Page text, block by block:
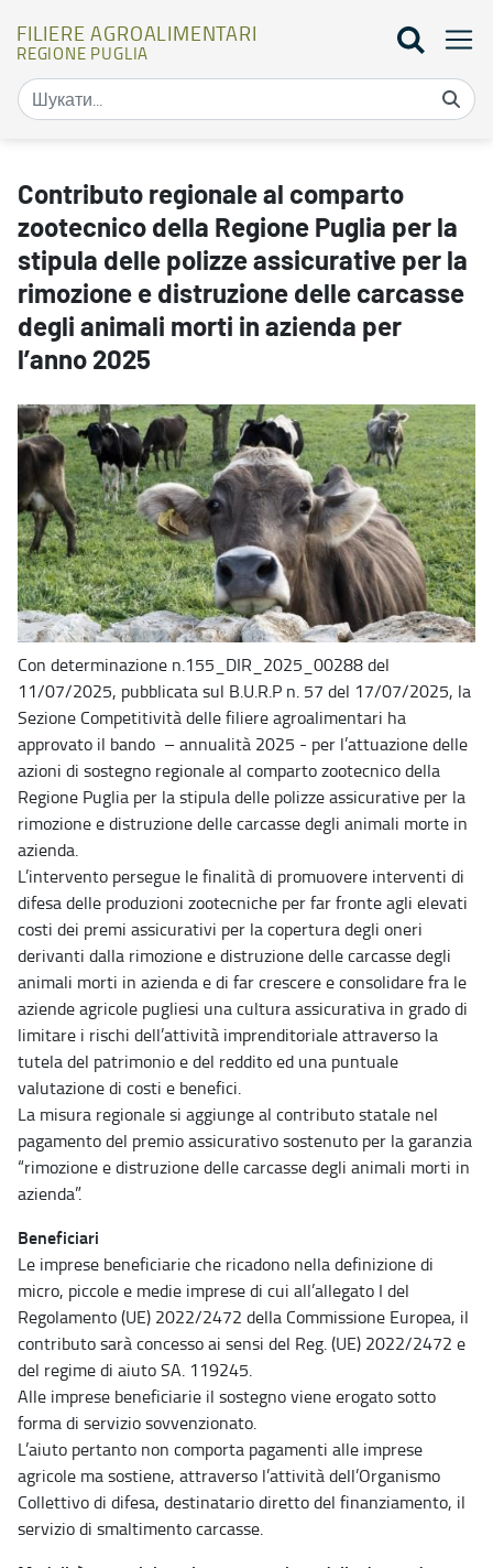
FILIERE AGROALIMENTARI
REGIONE PUGLIA
Contributo regionale al comparto
zootecnico della Regione Puglia per la
stipula delle polizze assicurative per la
rimozione e distruzione delle carcasse
degli animali morti in azienda per
l’anno 2025
Con determinazione n.155_DIR_2025_00288 del
11/07/2025, pubblicata sul B.U.R.P n. 57 del 17/07/2025, la
Sezione Competitività delle filiere agroalimentari ha
approvato il bando – annualità 2025 - per l’attuazione delle
azioni di sostegno regionale al comparto zootecnico della
Regione Puglia per la stipula delle polizze assicurative per la
rimozione e distruzione delle carcasse degli animali morte in
azienda.
L’intervento persegue le finalità di promuovere interventi di
difesa delle produzioni zootecniche per far fronte agli elevati
costi dei premi assicurativi per la copertura degli oneri
derivanti dalla rimozione e distruzione delle carcasse degli
animali morti in azienda e di far crescere e consolidare fra le
aziende agricole pugliesi una cultura assicurativa in grado di
limitare i rischi dell’attività imprenditoriale attraverso la
tutela del patrimonio e del reddito ed una puntuale
valutazione di costi e benefici.
La misura regionale si aggiunge al contributo statale nel
pagamento del premio assicurativo sostenuto per la garanzia
“rimozione e distruzione delle carcasse degli animali morti in
azienda”.
Beneficiari
Le imprese beneficiarie che ricadono nella definizione di
micro, piccole e medie imprese di cui all’allegato I del
Regolamento (UE) 2022/2472 della Commissione Europea, il
contributo sarà concesso ai sensi del Reg. (UE) 2022/2472 e
del regime di aiuto SA. 119245.
Alle imprese beneficiarie il sostegno viene erogato sotto
forma di servizio sovvenzionato.
L’aiuto pertanto non comporta pagamenti alle imprese
agricole ma sostiene, attraverso l’attività dell’Organismo
Collettivo di difesa, destinatario diretto del finanziamento, il
servizio di smaltimento carcasse.